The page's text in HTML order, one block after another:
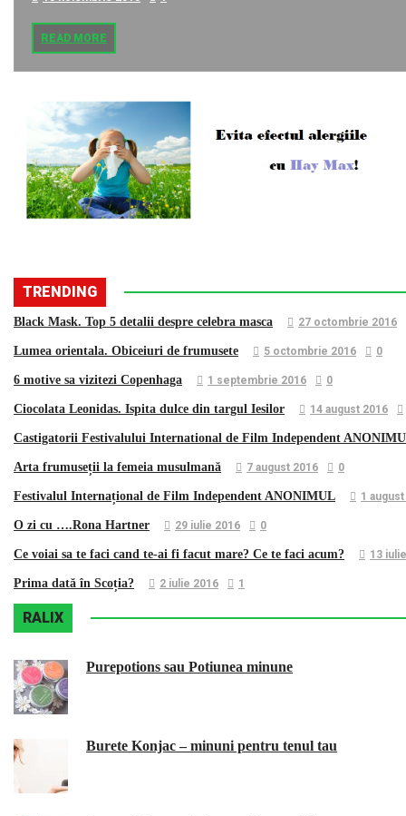
READ MORE
TRENDING
Black Mask. Top 5 detalii despre celebra masca 27 octombrie 2016
Lumea orientala. Obiceiuri de frumusete 5 octombrie 2016 0
6 motive sa vizitezi Copenhaga 1 septembrie 2016 0
Ciocolata Leonidas. Ispita dulce din targul Iesilor 14 august 2016
Castigatorii Festivalului International d​e Film Independent
Arta frumuseții la femeia musulmană 7 august 2016 0
Festivalul Internațional de Film Independent ANONIMUL 1
O zi cu ….Rona Hartner 29 iulie 2016 0
Ce voiai sa te faci cand te-ai fi facut mare? Ce te faci acum? 13
Prima dată în Scoția? 2 iulie 2016 1
RALIX
Purepotions sau Potiunea minune
Burete Konjac – minuni pentru tenul tau